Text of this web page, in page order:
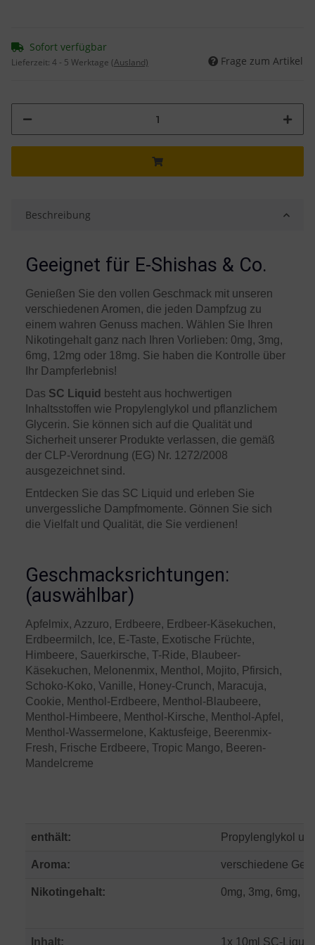
Sofort verfügbar
Lieferzeit: 4 - 5 Werktage (Ausland) Frage zum Artikel
Beschreibung
Geeignet für E-Shishas & Co.
Genießen Sie den vollen Geschmack mit unseren
verschiedenen Aromen, die jeden Dampfzug zu
einem wahren Genuss machen. Wählen Sie Ihren
Nikotingehalt ganz nach Ihren Vorlieben: 0mg, 3mg,
6mg, 12mg oder 18mg. Sie haben die Kontrolle über
Ihr Dampferlebnis!
Das SC Liquid
besteht aus hochwertigen
Inhaltsstoffen wie Propylenglykol und pflanzlichem
Glycerin. Sie können sich auf die Qualität und
Sicherheit unserer Produkte verlassen, die gemäß
der CLP-Verordnung (EG) Nr. 1272/2008
ausgezeichnet sind.
Entdecken Sie das SC Liquid und erleben Sie
unvergessliche Dampfmomente. Gönnen Sie sich
die Vielfalt und Qualität, die Sie verdienen!
Geschmacksrichtungen:
(auswählbar)
Apfelmix, Azzuro, Erdbeere, Erdbeer-Käsekuchen,
Erdbeermilch, Ice, E-Taste, Exotische Früchte,
Himbeere, Sauerkirsche, T-Ride, Blaubeer-
Käsekuchen, Melonenmix, Menthol, Mojito, Pfirsich,
Schoko-Koko, Vanille, Honey-Crunch, Maracuja,
Cookie, Menthol-Erdbeere, Menthol-Blaubeere,
Menthol-Himbeere, Menthol-Kirsche, Menthol-Apfel,
Menthol-Wassermelone, Kaktusfeige, Beerenmix-
Fresh, Frische Erdbeere, Tropic Mango, Beeren-
Mandelcreme
enthält: Propylenglykol
Aroma: verschiedene
Nikotingehalt: 0mg, 3mg, 6mg,
Inhalt: 1x 10ml SC-